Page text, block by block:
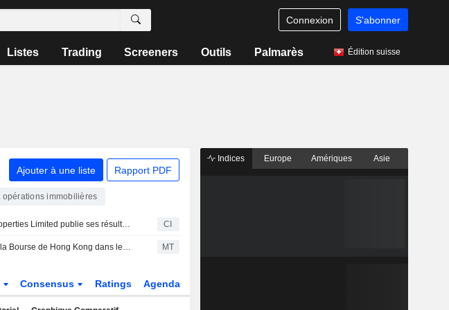
Connexion S'abonner
Listes Trading Screeners Outils Palmarès Édition suisse
Ajouter à une liste Rapport PDF
opérations immobilières
Swire Properties Limited publie ses résultats pour le semestre clos le 30 juin 2026 CI
Repli de la Bourse de Hong Kong dans le sillage de la technologie ; Swire Properties recule malgré ses bénéfices MT
Consensus Ratings Agenda
Indices Europe Amériques Asie